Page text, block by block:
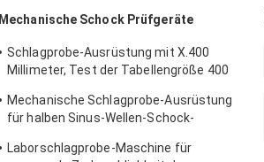
Mechanische Schock Prüfgeräte
Schlagprobe-Ausrüstung mit X.400
Millimeter, Test der Tabellengröße 400
Mechanische Schlagprobe-Ausrüstung
für halben Sinus-Wellen-Schock-
Laborschlagprobe-Maschine für